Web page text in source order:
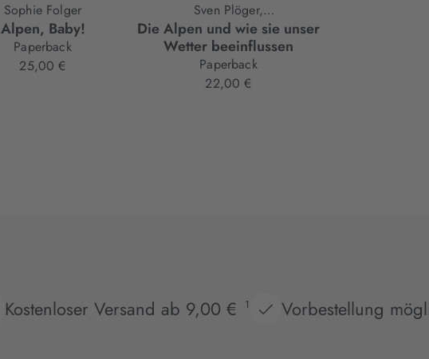
Sophie Folger
Alpen, Baby!
Paperback
25,00 €
Sven Plöger,
Rolf Schlenker
Die Alpen und wie sie unser
Wetter beeinflussen
Paperback
22,00 €
Kostenloser Versand ab 9,00 € 1 Vorbestellung